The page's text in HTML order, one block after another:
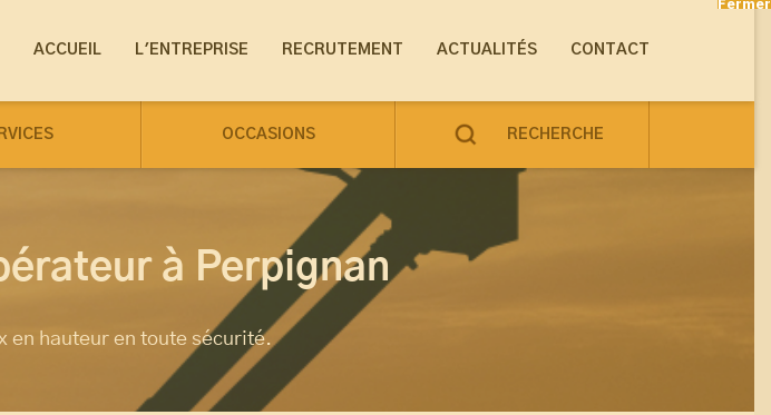
ACCUEIL L'ENTREPRISE RECRUTEMENT ACTUALITÉS CONTACT
OCCASIONS RECHERCHE
à Perpignan
en hauteur en toute sécurité.
Fermer